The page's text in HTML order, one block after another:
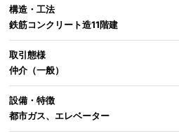
構造・工法
鉄筋コンクリート造11階建
取引態様
仲介（一般）
設備・特徴
都市ガス、エレベーター